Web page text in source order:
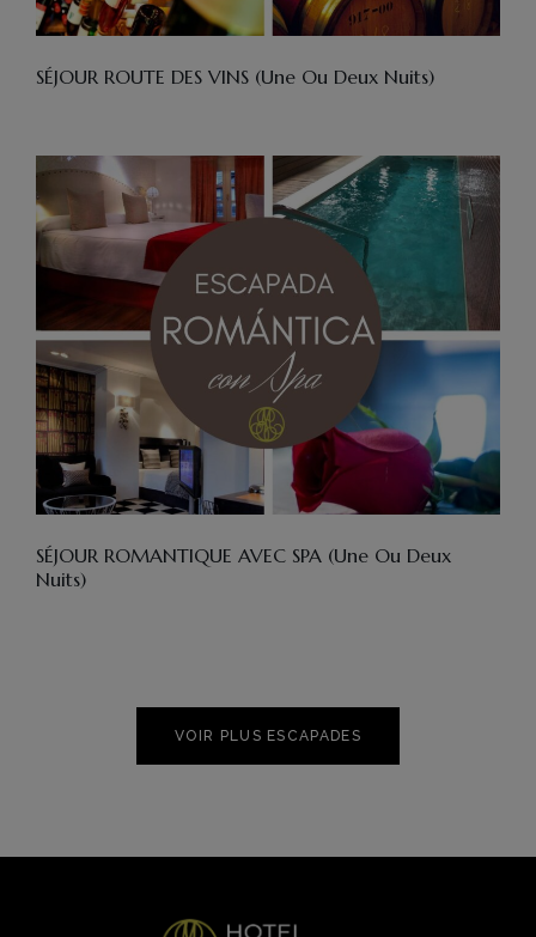
SÉJOUR ROUTE DES VINS (une Ou Deux Nuits)
SÉJOUR ROMANTIQUE AVEC SPA (une Ou Deux
Nuits)
VOIR PLUS ESCAPADES